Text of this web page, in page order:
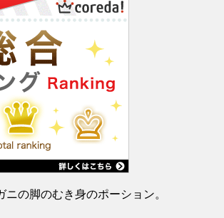
ニの脚のむき身のポーション。